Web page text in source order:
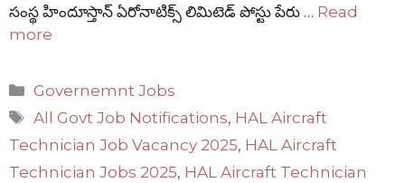
సంస్థ హిందూస్తాన్ ఏరోనాటిక్స్ లిమిటెడ్ పోస్టు పేరు … Read
more
Categories
Governemnt Jobs
Tags
All Govt Job Notifications, HAL Aircraft
Technician Job Vacancy 2025, HAL Aircraft
Technician Jobs 2025, HAL Aircraft Technician